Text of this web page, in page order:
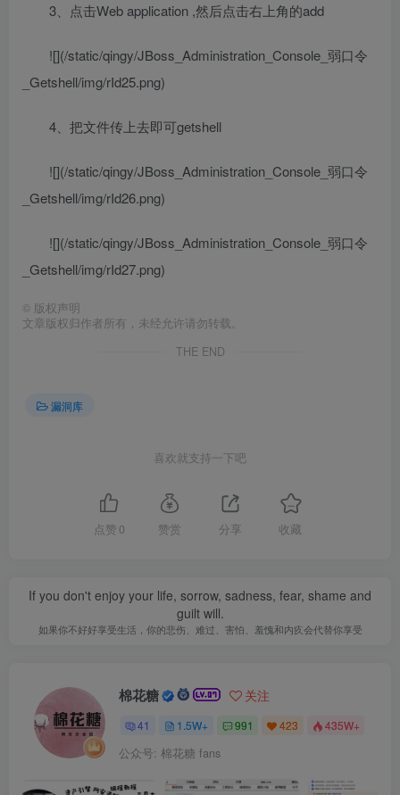
3、点击Web application ,然后点击右上角的add
![](/static/qingy/JBoss_Administration_Console_弱口令
_Getshell/img/rId25.png)
4、把文件传上去即可getshell
![](/static/qingy/JBoss_Administration_Console_弱口令
_Getshell/img/rId26.png)
![](/static/qingy/JBoss_Administration_Console_弱口令
_Getshell/img/rId27.png)
© 版权声明
文章版权归作者所有，未经允许请勿转载。
THE END
漏洞库
喜欢就支持一下吧
点赞 0 赞赏 分享 收藏
If you don't enjoy your life, sorrow, sadness, fear, shame and
guilt will.
如果你不好好享受生活，你的悲伤、难过、害怕、羞愧和内疚会代替你享受
棉花糖 关注
41 1.5W+ 991 423 435W+
公众号: 棉花糖 fans